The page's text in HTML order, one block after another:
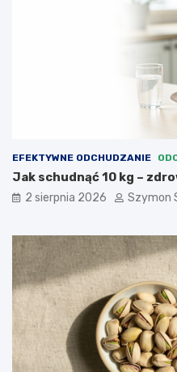
EFEKTYWNE ODCHUDZANIE
Jak schudnąć 10 kg –
2 sierpnia 2026 Szymon